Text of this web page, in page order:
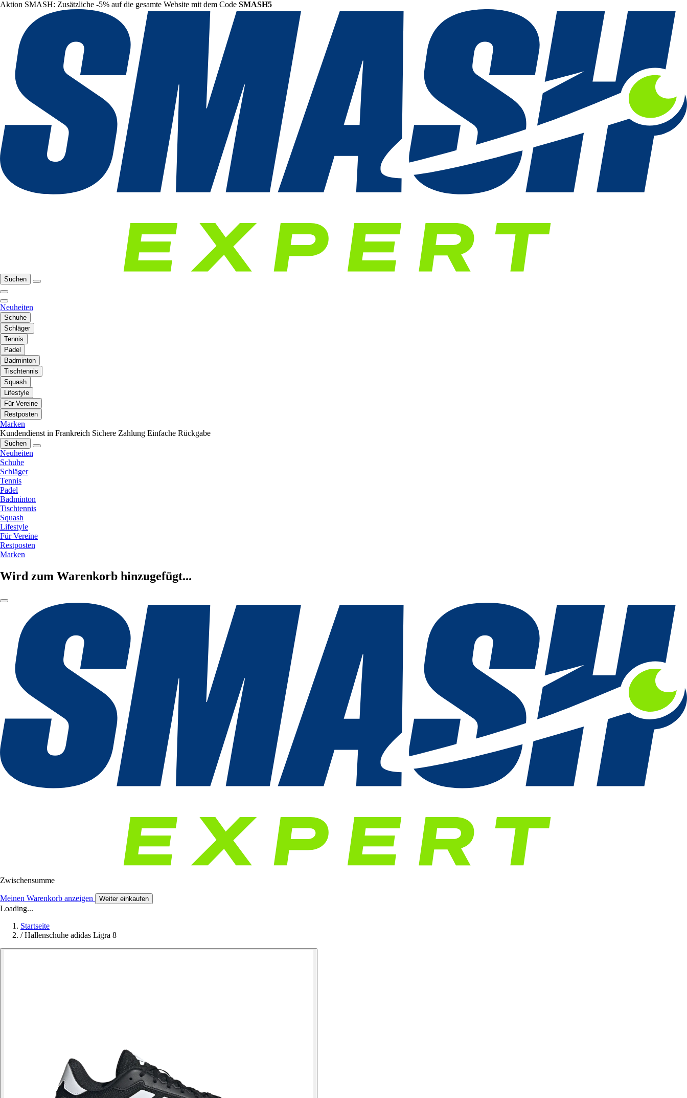
Aktion SMASH: Zusätzliche -5% auf die gesamte Website mit dem Code SMASH5
Suchen
Neuheiten
Schuhe
Schläger
Tennis
Padel
Badminton
Tischtennis
Squash
Lifestyle
Für Vereine
Restposten
Marken
Kundendienst in Frankreich Sichere Zahlung Einfache Rückgabe
Suchen
Neuheiten
Schuhe
Schläger
Tennis
Padel
Badminton
Tischtennis
Squash
Lifestyle
Für Vereine
Restposten
Marken
Wird zum Warenkorb hinzugefügt...
Zwischensumme
Meinen Warenkorb anzeigen Weiter einkaufen
Loading...
Startseite
/ Hallenschuhe adidas Ligra 8